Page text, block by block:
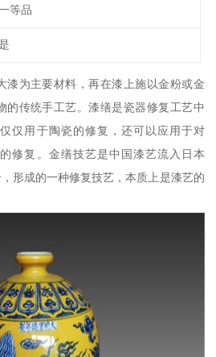
等品
漆为主要材料，再在漆上施以金粉或金
的传统手工艺。漆缮是瓷器修复工艺中
仅用于陶瓷的修复，还可以应用于对
修复。金缮技艺是中国漆艺流入日本
形成的一种修复技艺，本质上是漆艺的